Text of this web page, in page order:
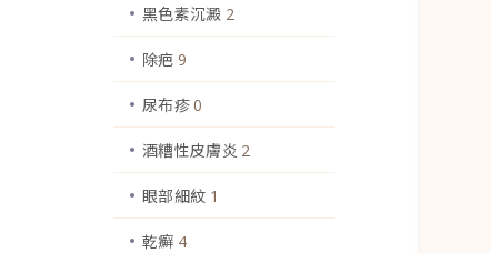
黑色素沉澱 2
除疤 9
尿布疹0
酒糟性皮膚炎 2
眼部細紋 1
乾癬 4